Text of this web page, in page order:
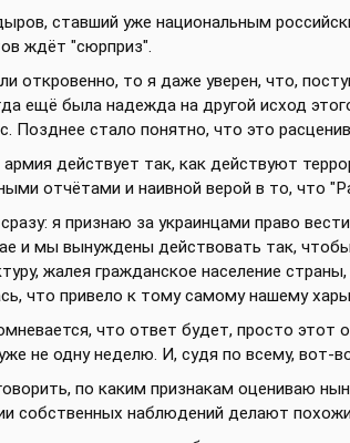
ставший уже национальным
ждёт "сюрприз".
откровенно, то я даже уверен, что,
ещё была надежда на другой исход
Позднее стало понятно, что это
армия действует так, как действуют
отчётами и наивной верой в то, что
я признаю за украинцами право
и мы вынуждены действовать так,
жалея гражданское население
что привело к тому самому нашему
что ответ будет, просто этот
не одну неделю. И, судя по всему, вот-
по каким признакам оцениваю
собственных наблюдений делают